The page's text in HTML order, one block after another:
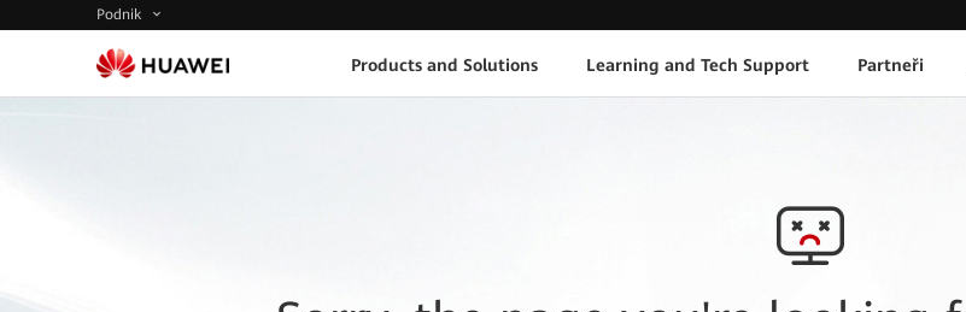
Podnik
Products and Solutions Learning and Tech Support Partneři